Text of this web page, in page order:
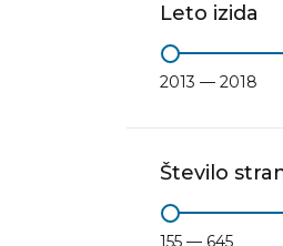
Leto izida
2013 — 2018
Število
155 — 645